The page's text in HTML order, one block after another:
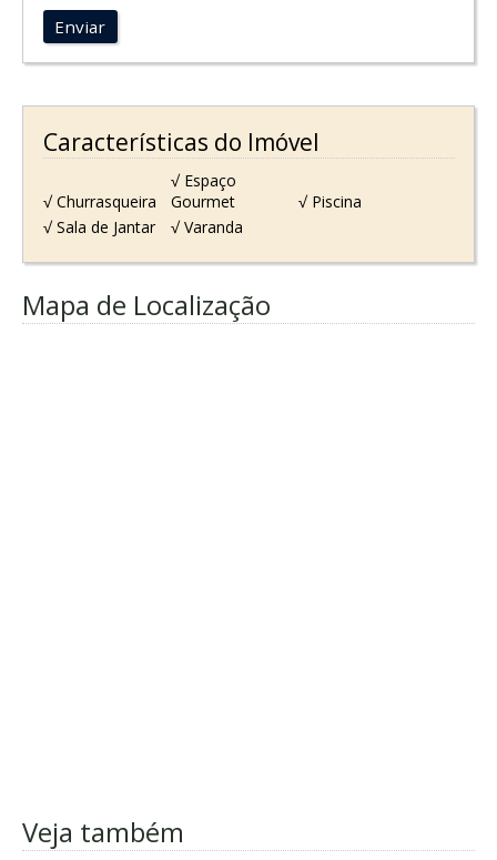
Enviar
Características do Imóvel
√ Churrasqueira
√ Espaço
Gourmet
√ Piscina
√ Sala de Jantar
√ Varanda
Mapa de Localização
Veja também